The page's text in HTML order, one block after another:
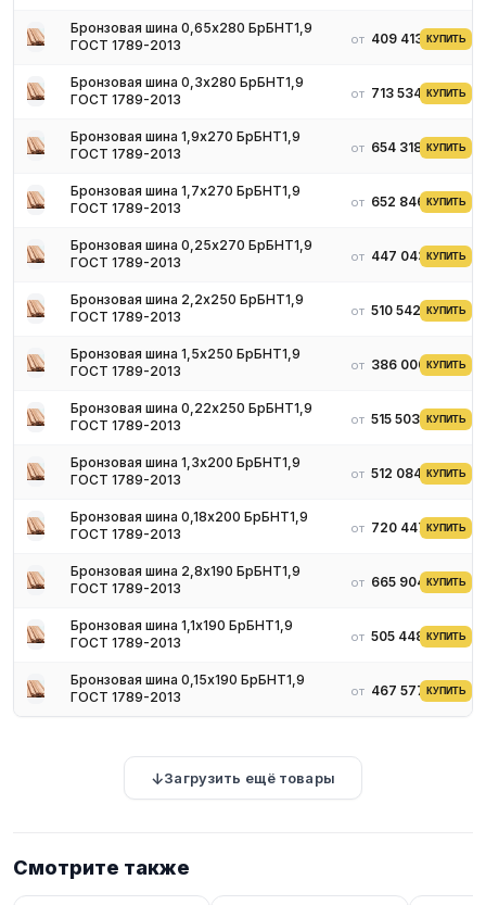
Бронзовая шина 0,65х280 БрБНТ1,9
ГОСТ 1789-2013
от 409 413 ₽КУПИТЬ
Бронзовая шина 0,3х280 БрБНТ1,9
ГОСТ 1789-2013
от 713 534 ₽КУПИТЬ
Бронзовая шина 1,9х270 БрБНТ1,9
ГОСТ 1789-2013
от 654 318 ₽КУПИТЬ
Бронзовая шина 1,7х270 БрБНТ1,9
ГОСТ 1789-2013
от 652 846 ₽КУПИТЬ
Бронзовая шина 0,25х270 БрБНТ1,9
ГОСТ 1789-2013
от 447 043 ₽КУПИТЬ
Бронзовая шина 2,2х250 БрБНТ1,9
ГОСТ 1789-2013
от 510 542 ₽КУПИТЬ
Бронзовая шина 1,5х250 БрБНТ1,9
ГОСТ 1789-2013
от 386 000 ₽КУПИТЬ
Бронзовая шина 0,22х250 БрБНТ1,9
ГОСТ 1789-2013
от 515 503 ₽КУПИТЬ
Бронзовая шина 1,3х200 БрБНТ1,9
ГОСТ 1789-2013
от 512 084 ₽КУПИТЬ
Бронзовая шина 0,18х200 БрБНТ1,9
ГОСТ 1789-2013
от 720 447 ₽КУПИТЬ
Бронзовая шина 2,8х190 БрБНТ1,9
ГОСТ 1789-2013
от 665 904 ₽КУПИТЬ
Бронзовая шина 1,1х190 БрБНТ1,9
ГОСТ 1789-2013
от 505 448 ₽КУПИТЬ
Бронзовая шина 0,15х190 БрБНТ1,9
ГОСТ 1789-2013
от 467 577 ₽КУПИТЬ
Загрузить ещё товары
Смотрите также